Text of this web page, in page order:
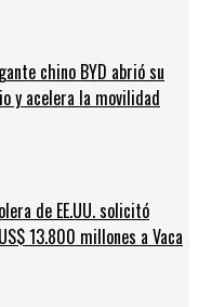
chino BYD abrió su
y acelera la movilidad
de EE.UU. solicitó
13.800 millones a Vaca